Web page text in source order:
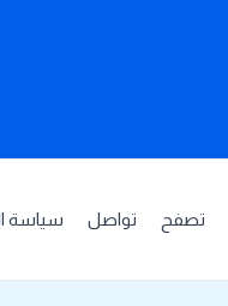
تصفح تواصل سياسة